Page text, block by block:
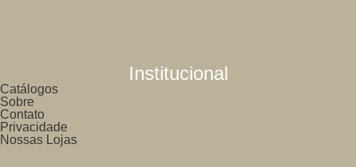
Institucional
Catálogos
Sobre
Contato
Privacidade
Nossas Lojas